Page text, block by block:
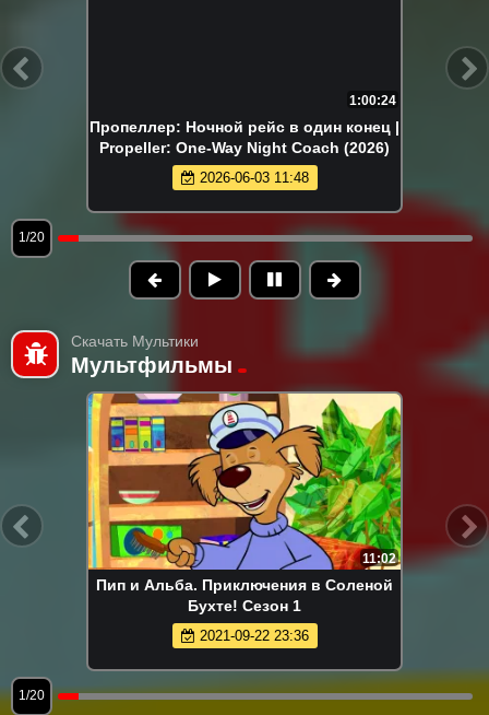
1:00:24
Пропеллер: Ночной рейс в один конец |
Propeller: One-Way Night Coach (2026)
2026-06-03 11:48
1/20
Скачать Мультики
Мультфильмы
11:02
Пип и Альба. Приключения в Соленой
Бухте! Сезон 1
2021-09-22 23:36
1/20